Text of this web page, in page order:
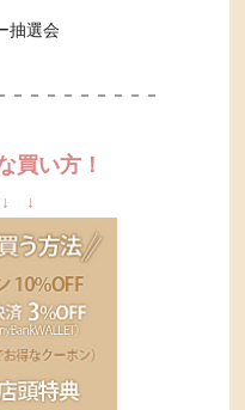
抽選会
－－－－－－－－－
買い方！
↓